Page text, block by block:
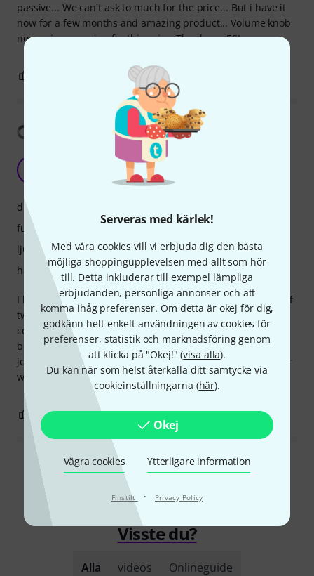
Serveras med kärlek!
Med våra cookies vill vi erbjuda dig den bästa
möjliga shoppingupplevelsen med allt som hör
till. Detta inkluderar till exempel lämpliga
erbjudanden, personliga annonser och att
komma ihåg preferenser. Om detta är okej för dig,
godkänn helt enkelt användningen av cookies för
preferenser, statistik och marknadsföring genom
att klicka på "Okej!" (visa alla).
Du kan när som helst återkalla ditt samtycke via
cookieinställningarna (här).
Okej
Vägra cookies Ytterligare information
Finstilt · Privacy Policy
passive... We can't ask to much for the price... But i have it
now for a few months and amazing product... Volume knob
now noise, amazing for this price, Thank you ESI.
ANMÄL RECENSION
Visa översättning
The best on budget
CostantinoV 25.01.2023
I bought this monitor controller to handle the monitoring of
two different sound cards attached to two different
computers, in order to use the same pair of speakers for
both the systems...the unit is solid, well built and does the
job for those who want to have a passive monitor controller
without giving an eye. Well done ESI!
drift
funktioner
ljud
hantverkskvalitet
0 ANMÄL RECENSION
Läs alla recensioner
Visste du?
Alla videos Onlineguide